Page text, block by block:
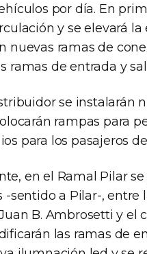
por día. En
y se elevará
nuevas ramas de
ramas de entrada y
se instalarán
rampas para
para los pasajeros
en el Ramal Pilar
-sentido a Pilar-, entre
B. Ambrosetti y el
las ramas de